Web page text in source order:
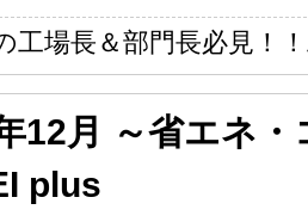
工場長＆部門長必見！
12月 ～省エネ
plus